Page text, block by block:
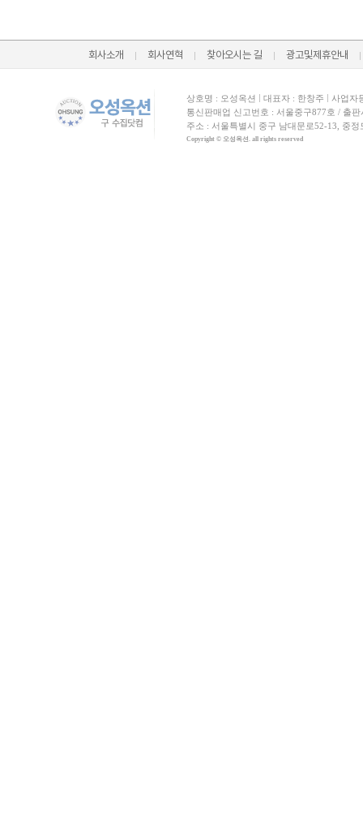
회사소개 회사연혁 찾아오시는 길 광고및제휴안내
상호명 : 오성옥션 대표자 : 한창주
사업자
통신판매업 신고번호 : 서울중구877호 / 출
주소 : 서울특별시 중구 남대문로52-13, 중
Copyright © 오성옥션. all rights reserved